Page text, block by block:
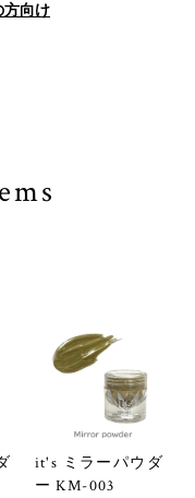
方向け
it's ミラーパウダ
ー KM-003